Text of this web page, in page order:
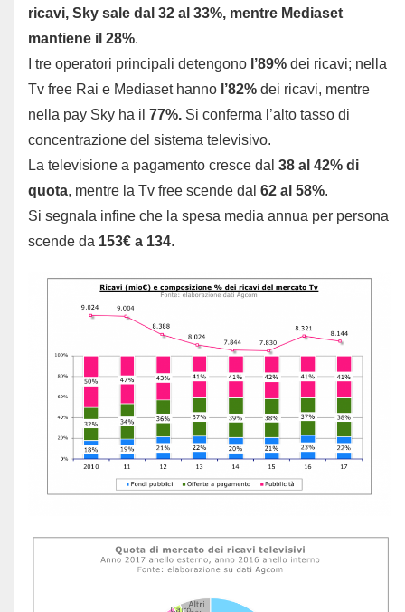
ricavi, Sky sale dal 32 al 33%, mentre Mediaset
mantiene il 28%.
I tre operatori principali detengono l’89% dei ricavi; nella
Tv free Rai e Mediaset hanno l’82% dei ricavi, mentre
nella pay Sky ha il 77%. Si conferma l’alto tasso di
concentrazione del sistema televisivo.
La televisione a pagamento cresce dal 38 al 42% di
quota, mentre la Tv free scende dal 62 al 58%.
Si segnala infine che la spesa media annua per persona
scende da 153€ a 134.